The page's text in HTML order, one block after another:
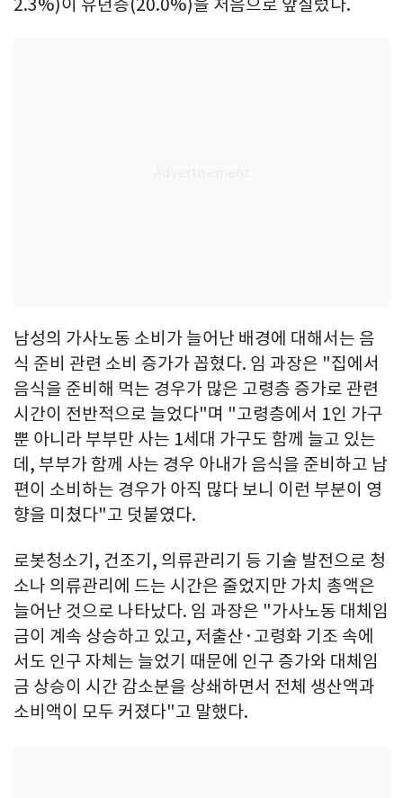
2.3%)이 유년층(20.0%)을 처음으로 앞질렀다.
남성의 가사노동 소비가 늘어난 배경에 대해서는 음
식 준비 관련 소비 증가가 꼽혔다. 임 과장은 "집에서
음식을 준비해 먹는 경우가 많은 고령층 증가로 관련
시간이 전반적으로 늘었다"며 "고령층에서 1인 가구
뿐 아니라 부부만 사는 1세대 가구도 함께 늘고 있는
데, 부부가 함께 사는 경우 아내가 음식을 준비하고 남
편이 소비하는 경우가 아직 많다 보니 이런 부분이 영
향을 미쳤다"고 덧붙였다.
로봇청소기, 건조기, 의류관리기 등 기술 발전으로 청
소나 의류관리에 드는 시간은 줄었지만 가치 총액은
늘어난 것으로 나타났다. 임 과장은 "가사노동 대체임
금이 계속 상승하고 있고, 저출산·고령화 기조 속에
서도 인구 자체는 늘었기 때문에 인구 증가와 대체임
금 상승이 시간 감소분을 상쇄하면서 전체 생산액과
소비액이 모두 커졌다"고 말했다.